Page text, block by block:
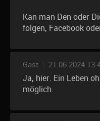
Kan man Den oder
folgen, Facebook
Gast 21.06.2024
Ja, hier. Ein Leben
möglich.